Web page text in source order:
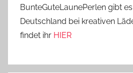
BunteGuteLaunePerlen gibt
Deutschland bei kreativen
findet ihr HIER